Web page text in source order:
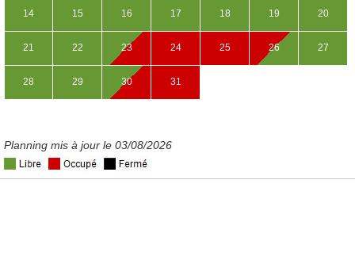
14 15 16 17 18 19 20
21 22 23 24 25 26 27
28 29 30 31
Planning mis à jour le 03/08/2026